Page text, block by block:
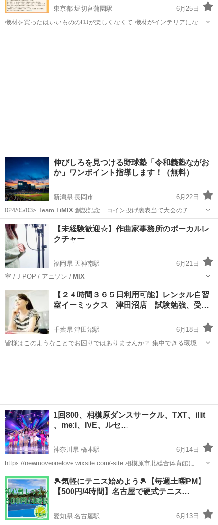
東京都 堀切菖蒲園駅
6月25日
機材を買ったはいいもののDJが楽しくなくて 機材がインテリアになっ
伸びしろを見つける野球塾「令和義塾ながお
か」ワンポイント指導します！（無料）
新潟県 長岡市
6月22日
024/05/03> Team Ti MIX創設記念 コイン投げ裏表当て大会のチ…
新潟 長岡市 野球 オンライン
【未経験歓迎☆】作曲家事務所のボーカルレ
クチャー
福岡県 天神南駅
6月21日
室 / J-POP / アニソン / MIX
福岡 福岡市 天神南駅 ボーカル 事務所
【２４時間３６５日利用可能】レンタル自習
室イーミックス 津田沼店 試験勉強、受…
千葉県 津田沼駅
6月18日
皆様はこのようなことでお困りではありませんか？ 集中できる環境
1回800、相模原ダンスサークル、TXT、illit
、me:i、IVE、ルセ…
神奈川県 橋本駅
6月14日
https://newmoveonelove.wixsite.com/-site 相模原市北総合体育館にて
日曜日開催してます。 1回800円 1時間 小学生〜高校生 日々楽しく、
やりがいを感...
神奈川 相模原市 橋本駅 ヒップホップ BTS
🎾気軽にテニス始めよう🎾【毎週土曜PM】
【500円/4時間】名古屋で硬式テニス…
愛知県 名古屋駅
6月13日